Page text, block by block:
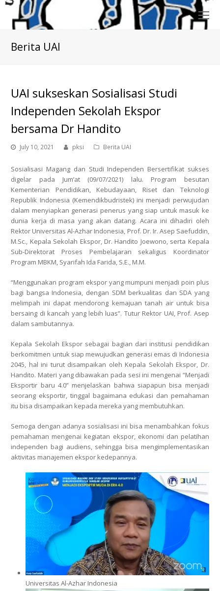
Berita UAI
UAI sukseskan Sosialisasi Studi
Independen Sekolah Ekspor
bersama Dr Handito
July 10, 2021 pksi Berita UAI
Sosialisasi Magang dan Studi Independen Bersertifikat sukses
digelar pada Jum’at (09/07/2021) lalu. Program besutan
Kementerian Pendidikan, Kebudayaan, Riset dan Teknologi
Republik Indonesia (Kemendikbudristek) ini menjadi perwujudan
dalam menyiapkan generasi penerus yang siap untuk masuk ke
dunia kerja di masa yang akan datang. Acara ini dihadiri oleh
Rektor Universitas Al-Azhar Indonesia, Prof. Dr. Ir. Asep Saefuddin,
M.Sc., Kepala Sekolah Ekspor, Dr. Handito Joewono, serta Kepala
Sub-Direktorat Proses Pembelajaran sekaligus Koordinator
Program MBKM, Syarifah Ida Farida, S.E., M.M.
“Menggunakan program ekspor yang mumpuni menjadi poin plus
bagi bangsa Indonesia, dengan SDM berkualitas dan SDA yang
melimpah ini dapat mendorong kemajuan tanah air untuk bisa
bersaing di kancah yang lebih luas”. Tutur Rektor UAI, Prof. Asep
dalam sambutannya.
Kepala Sekolah Ekspor sebagai bagian dari institusi pendidikan
berkomitmen untuk siap mewujudkan generasi emas di Indonesia
2045, hal ini turut disampaikan oleh Kepala Sekolah Ekspor, Dr.
Handito. Materi yang dibawakan pada sesi ini mengenai “Menjadi
Eksportir baru 4.0” menjelaskan bahwa siapapun bisa menjadi
seorang eksportir, tinggal bagaimana edukasi dan pemahaman
itu bisa disampaikan kepada mereka yang membutuhkan.
Semoga dengan adanya sosialisasi ini bisa menambahkan fokus
pemahaman mengenai kegiatan ekspor, ekonomi dan pelatihan
independen bagi audiens, sehingga bisa mengimplementasikan
aktivitas manajemen ekspor kedepannya.
Universitas Al-Azhar Indonesia